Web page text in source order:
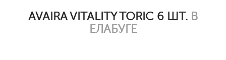
AVAIRA VITALITY TORIC 6 ШТ. В
ЕЛАБУГЕ